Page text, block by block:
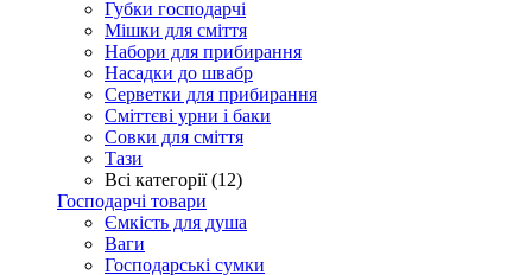
Губки господарчі
Мішки для сміття
Набори для прибирання
Насадки до швабр
Серветки для прибирання
Сміттєві урни і баки
Совки для сміття
Тази
Всі категорії (12)
Господарчі товари
Ємкість для душа
Ваги
Господарські сумки